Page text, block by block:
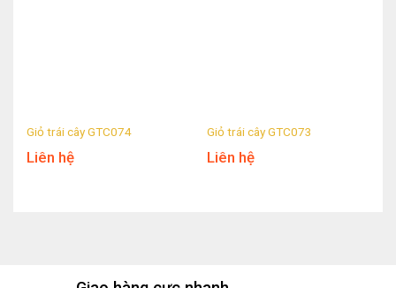
Giỏ trái cây GTC074
Liên hệ
Giỏ trái cây GTC073
Liên hệ